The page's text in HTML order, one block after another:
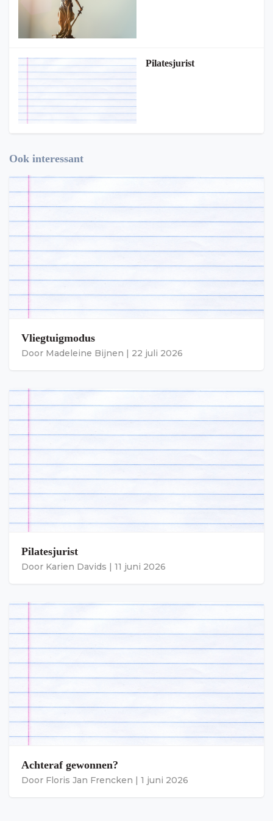
Pilatesjurist
Ook interessant
Vliegtuigmodus
Door Madeleine Bijnen 22 juli 2026
Pilatesjurist
Door Karien Davids 11 juni 2026
Achteraf gewonnen?
Door Floris Jan Frencken 1 juni 2026